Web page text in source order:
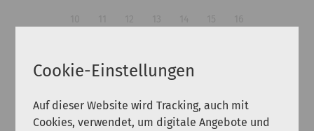
24 25 26 27 28
Cookie-Einstellungen
Auf dieser Website wird Tracking, auch mit
Cookies, verwendet, um digitale Angebote und